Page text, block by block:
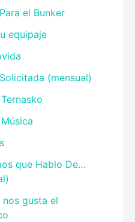
el Bunker
equipaje
(mensual)
que Hablo De…
nos gusta el